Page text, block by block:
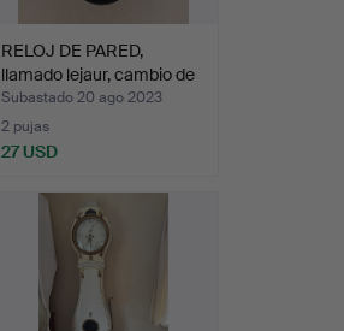
RELOJ DE PARED,
llamado lejaur, cambio de
…
Subastado 20 ago 2023
2 pujas
27 USD